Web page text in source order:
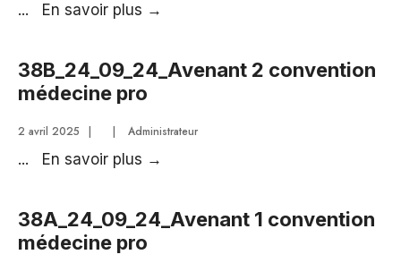
... En savoir plus →
professionnelle
38B_24_09_24_Avenant 2 convention
médecine pro
2 avril 2025 | | Administrateur
... En savoir plus →
médecine
38A_24_09_24_Avenant 1 convention
médecine pro